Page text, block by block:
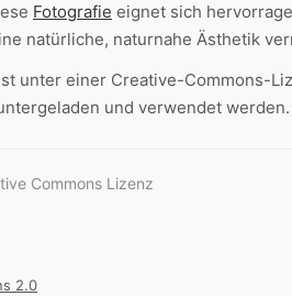
Fotografie eignet sich
natürliche, naturnahe Ästhetik
unter einer Creative-Commons-
und verwendet werden.
Commons Lizenz
2.0